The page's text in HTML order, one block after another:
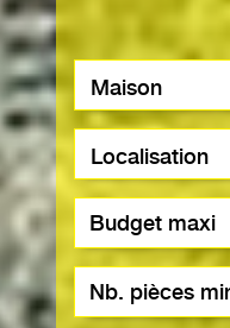
Maison
Localisation